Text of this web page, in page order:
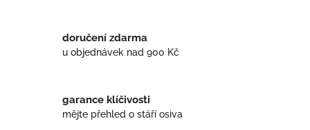
doručení zdarma
u objednávek nad 900 Kč
garance klíčivosti
mějte přehled o stáří osiva